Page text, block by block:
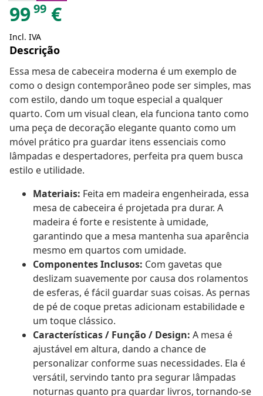
9999 €
Incl. IVA
Descrição
Essa mesa de cabeceira moderna é um exemplo de
como o design contemporâneo pode ser simples, mas
com estilo, dando um toque especial a qualquer
quarto. Com um visual clean, ela funciona tanto como
uma peça de decoração elegante quanto como um
móvel prático pra guardar itens essenciais como
lâmpadas e despertadores, perfeita pra quem busca
estilo e utilidade.
Materiais: Feita em madeira engenheirada, essa
mesa de cabeceira é projetada pra durar. A
madeira é forte e resistente à umidade,
garantindo que a mesa mantenha sua aparência
mesmo em quartos com umidade.
Componentes Inclusos: Com gavetas que
deslizam suavemente por causa dos rolamentos
de esferas, é fácil guardar suas coisas. As pernas
de pé de coque pretas adicionam estabilidade e
um toque clássico.
Características / Função / Design: A mesa é
ajustável em altura, dando a chance de
personalizar conforme suas necessidades. Ela é
versátil, servindo tanto pra segurar lâmpadas
noturnas quanto pra guardar livros, tornando-se